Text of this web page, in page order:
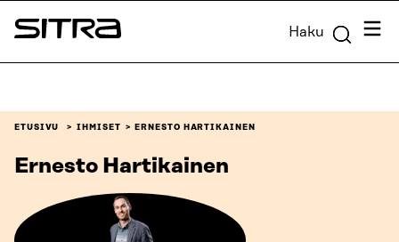
Siirry
suoraan
Sitra Haku
ETUSIVU IHMISET ERNESTO HARTIKAINEN
Ernesto Hartikainen